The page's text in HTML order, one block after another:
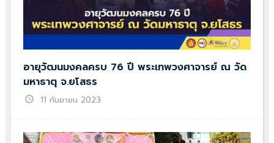
อายุวัฒนมงคลครบ 76 ปี พระเทพวงศาจารย์ ณ วัด
มหาธาตุ จ.ยโสธร
schedule 11 กันยายน 2023